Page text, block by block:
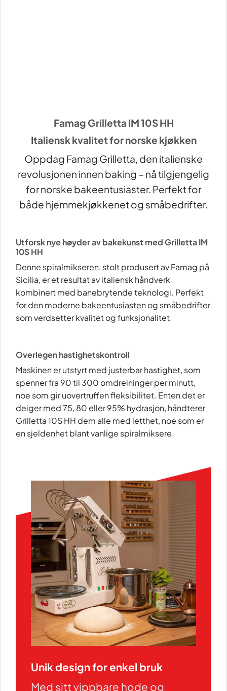
Famag Grilletta IM 10S HH
Italiensk kvalitet for norske kjøkken
Oppdag Famag Grilletta, den italienske
revolusjonen innen baking – nå tilgjengelig
for norske bakeentusiaster. Perfekt for
både hjemmekjøkkenet og småbedrifter.
Utforsk nye høyder av bakekunst med Grilletta IM
10S HH
Denne spiralmikseren, stolt produsert av Famag på
Sicilia, er et resultat av italiensk håndverk
kombinert med banebrytende teknologi. Perfekt
for den moderne bakeentusiasten og småbedrifter
som verdsetter kvalitet og funksjonalitet.
Overlegen hastighetskontroll
Maskinen er utstyrt med justerbar hastighet, som
spenner fra 90 til 300 omdreininger per minutt,
noe som gir uovertruffen fleksibilitet. Enten det er
deiger med 75, 80 eller 95% hydrasjon, håndterer
Grilletta 10S HH dem alle med letthet, noe som er
en sjeldenhet blant vanlige spiralmiksere.
Unik design for enkel bruk
Med sitt vippbare hode og